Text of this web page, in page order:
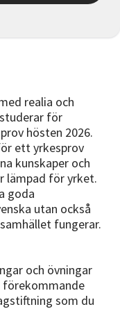
realia och
för
hösten 2026.
ett yrkesprov
kunskaper och
lämpad för yrket.
goda
utan också
fungerar.
och övningar
som du